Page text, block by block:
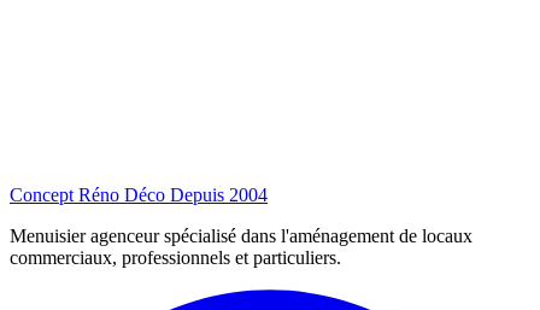
Concept Réno Déco Depuis 2004
Menuisier agenceur spécialisé dans l'aménagement de locaux
commerciaux, professionnels et particuliers.